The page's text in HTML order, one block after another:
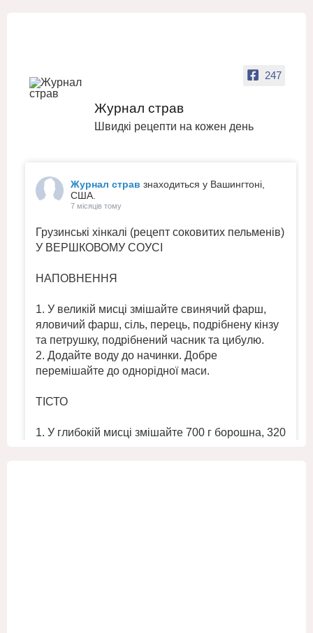
247
Журнал страв
Швидкі рецепти на кожен день
Журнал страв знаходиться у Вашингтоні,
США.
7 місяців тому
Грузинські хінкалі (рецепт соковитих пельменів)
У ВЕРШКОВОМУ СОУСІ
НАПОВНЕННЯ
1. У великій мисці змішайте свинячий фарш,
яловичий фарш, сіль, перець, подрібнену кінзу
та петрушку, подрібнений часник та цибулю.
2. Додайте воду до начинки. Добре
перемішайте до однорідної маси.
ТІСТО
1. У глибокій мисці змішайте 700 г борошна, 320